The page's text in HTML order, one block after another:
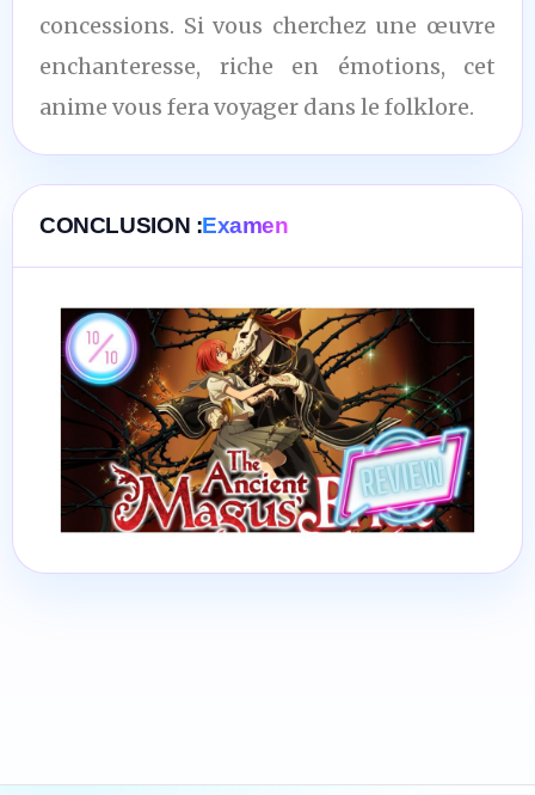
concessions. Si vous cherchez une œuvre
enchanteresse, riche en émotions, cet
anime vous fera voyager dans le folklore.
CONCLUSION :Examen